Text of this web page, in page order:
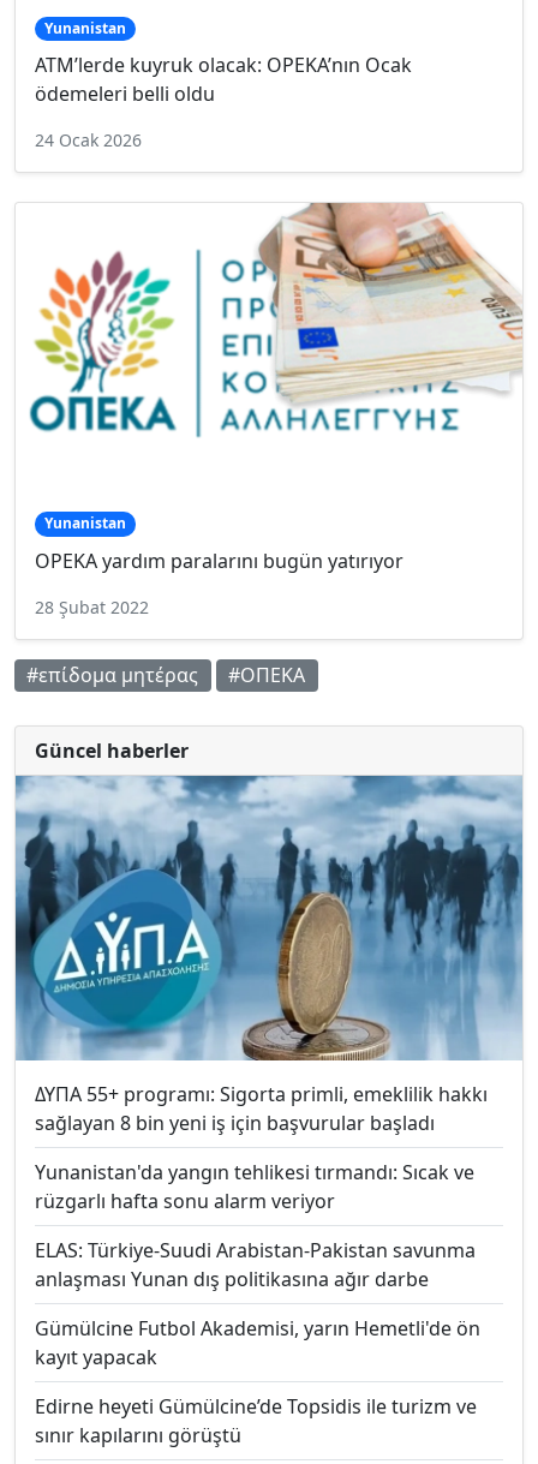
Yunanistan
ATM’lerde kuyruk olacak: OPEKA’nın Ocak
ödemeleri belli oldu
24 Ocak 2026
Yunanistan
OPEKA yardım paralarını bugün yatırıyor
28 Şubat 2022
#επίδομα μητέρας #ΟΠΕΚΑ
Güncel haberler
ΔΥΠΑ 55+ programı: Sigorta primli, emeklilik hakkı
sağlayan 8 bin yeni iş için başvurular başladı
Yunanistan'da yangın tehlikesi tırmandı: Sıcak ve
rüzgarlı hafta sonu alarm veriyor
ELAS: Türkiye-Suudi Arabistan-Pakistan savunma
anlaşması Yunan dış politikasına ağır darbe
Gümülcine Futbol Akademisi, yarın Hemetli'de ön
kayıt yapacak
Edirne heyeti Gümülcine’de Topsidis ile turizm ve
sınır kapılarını görüştü